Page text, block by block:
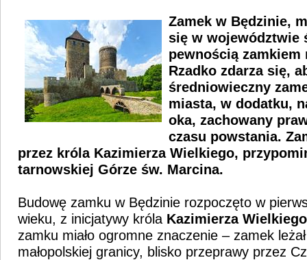
Zamek w Będzinie,
się w województwie
pewnością zamkiem
Rzadko zdarza się,
średniowieczny
miasta, w dodatku,
oka, zachowany
czasu powstania.
przez króla Kazimierza Wielkiego,
tarnowskiej Górze św. Marcina.
Budowę zamku w Będzinie rozpoczęto w
wieku, z inicjatywy króla Kazimierza Wielkiego
zamku miało ogromne znaczenie – zamek
małopolskiej granicy, blisko przeprawy przez